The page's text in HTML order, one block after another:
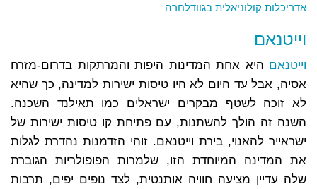
אדריכלות קולוניאלית בגוודלחרה
וייטנאם
וייטנאם היא אחת המדינות היפות והמרתקות בדרום-מזרח
אסיה, אבל עד היום לא היו טיסות ישירות למדינה, כך שהיא
לא זוכה לשטף מבקרים ישראלים כמו תאילנד השכנה.
השנה זה הולך להשתנות, עם פתיחת קו טיסות ישירות של
ישראייר להאנוי, בירת וייטנאם. זוהי הזדמנות נהדרת לגלות
את המדינה המיוחדת הזו, שלמרות הפופולריות הגוברת
שלה עדיין מציעה חוויה אותנטית, לצד נופים יפים, תרבות